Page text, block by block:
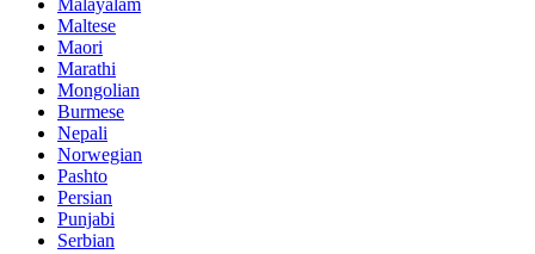
Maltese
Maori
Marathi
Mongolian
Burmese
Nepali
Norwegian
Pashto
Persian
Punjabi
Serbian